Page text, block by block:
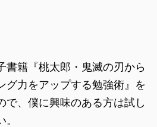
書籍『桃太郎・鬼滅の刃から
力をアップする勉強術』を
で、僕に興味のある方は試し